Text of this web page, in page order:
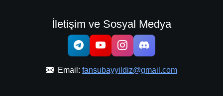
İletişim ve Sosyal Medya
Email: fansubayyildiz@gmail.com